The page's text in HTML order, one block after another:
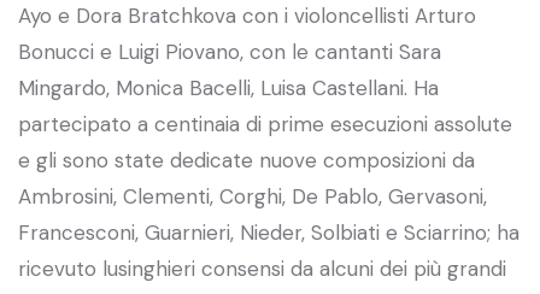
Ayo e Dora Bratchkova con i violoncellisti Arturo
Bonucci e Luigi Piovano, con le cantanti Sara
Mingardo, Monica Bacelli, Luisa Castellani. Ha
partecipato a centinaia di prime esecuzioni assolute
e gli sono state dedicate nuove composizioni da
Ambrosini, Clementi, Corghi, De Pablo, Gervasoni,
Francesconi, Guarnieri, Nieder, Solbiati e Sciarrino; ha
ricevuto lusinghieri consensi da alcuni dei più grandi